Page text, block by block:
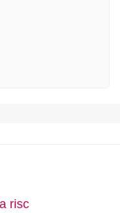
risc